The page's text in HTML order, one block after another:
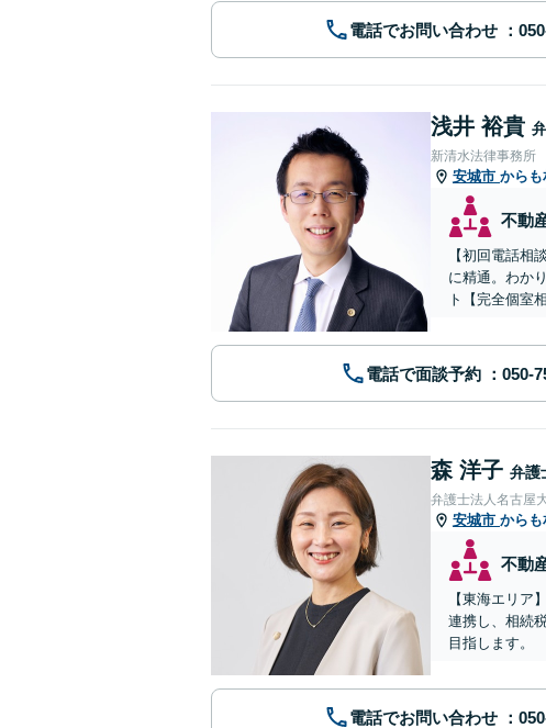
電話でお問い合わせ
浅井 裕貴
新清水法律事務所
安城市 からも
不動
【初回電話相
に精通。わか
ト【完全個室相
電話で面談予約
森 洋子 弁護
弁護士法人名古屋
安城市 からも
不動
【東海エリア
連携し、相続
目指します。
電話でお問い合わせ